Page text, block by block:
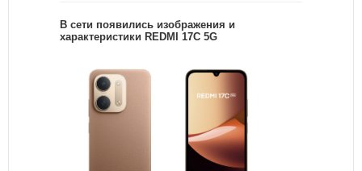
В сети появились изображения и
характеристики REDMI 17C 5G